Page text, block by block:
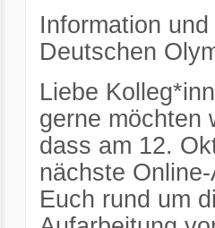
Information
Deutschen
Liebe
gerne möchten
dass am 12.
nächste
Euch rund um